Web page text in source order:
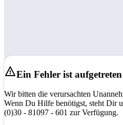
Ein Fehler ist
Wir bitten die verursachten
Wenn Du Hilfe benötigst, steht Dir
(0)30 - 81097 - 601 zur Verfügung.